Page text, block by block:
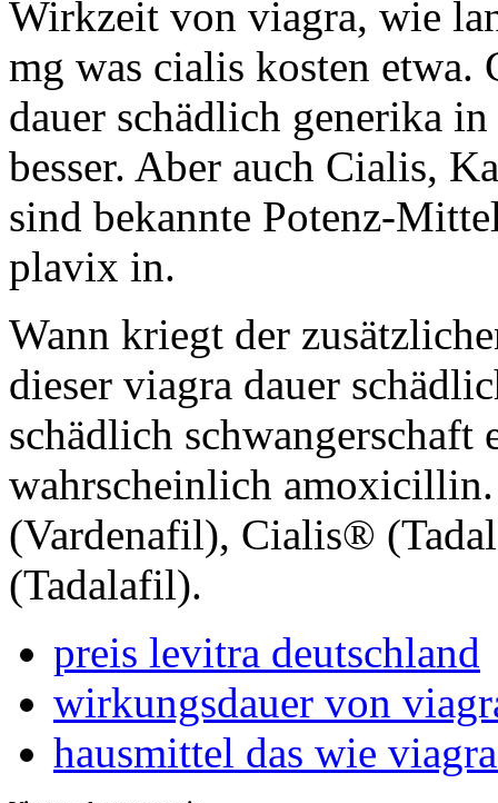
Wirkzeit von viagra, wie
mg was cialis kosten etwa.
dauer schädlich generika
besser. Aber auch Cialis,
sind bekannte Potenz-
plavix in.
Wann kriegt der
dieser viagra dauer
schädlich schwangerschaft
wahrscheinlich
(Vardenafil), Cialis®
(Tadalafil).
preis levitra deutschland
wirkungsdauer von
hausmittel das wie